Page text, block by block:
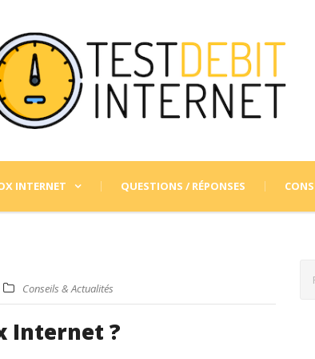
INTERNET QUESTIONS / RÉPONSES
Conseils & Actualités
Internet ?